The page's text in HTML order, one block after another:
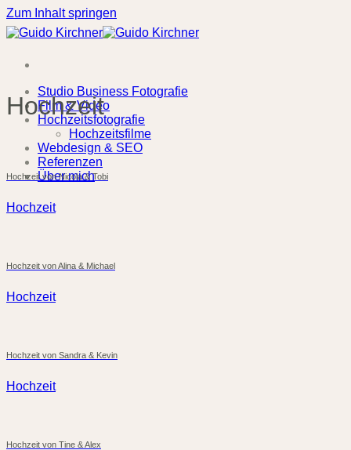
Zum Inhalt springen
Studio Business Fotografie
Film & Video
Hochzeitsfotografie
Hochzeitsfilme
Webdesign & SEO
Referenzen
Über mich
Hochzeit
Hochzeit von Nicola & Tobi
Hochzeit
Hochzeit von Alina & Michael
Hochzeit
Hochzeit von Sandra & Kevin
Hochzeit
Hochzeit von Tine & Alex